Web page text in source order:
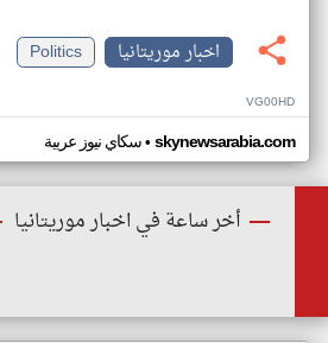
اخبار موريتانيا
Politics
VG00HD
سكاي نيوز عربية• skynewsarabia.com
أخر ساعة في اخبار موريتانيا